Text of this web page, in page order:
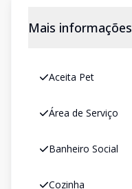
Mais informações
Aceita Pet
Área de Serviço
Banheiro Social
Cozinha